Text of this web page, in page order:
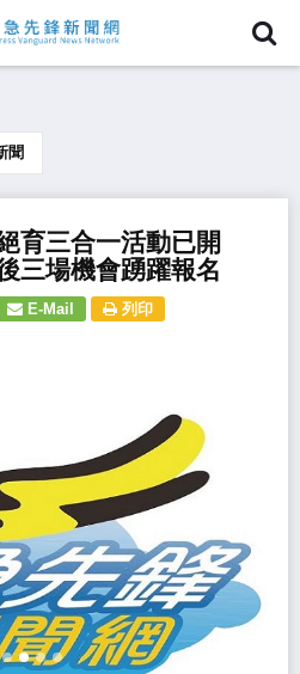
聞
育三合一活動已開
三場機會踴躍報名
E-Mail
列印